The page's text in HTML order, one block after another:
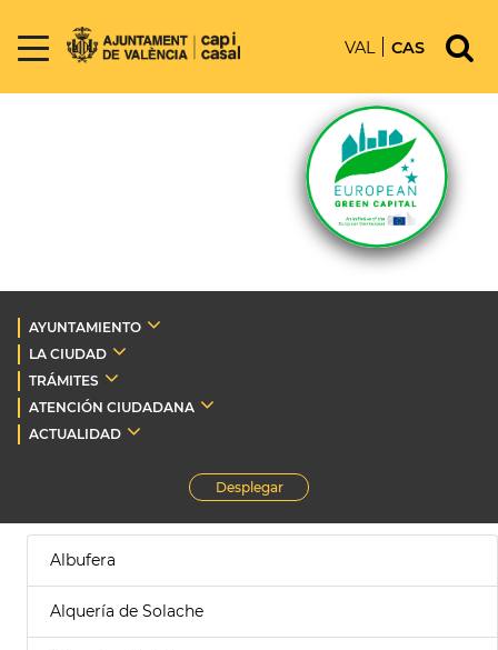
VAL CAS
AYUNTAMIENTO
LA CIUDAD
TRÁMITES
ATENCIÓN CIUDADANA
ACTUALIDAD
Desplegar
Albufera
Alquería de Solache